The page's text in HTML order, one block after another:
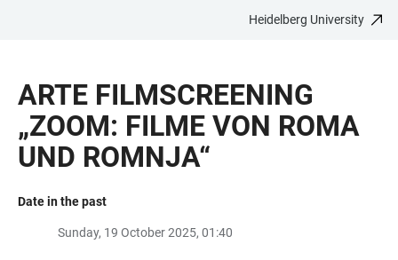
CONTENT
Heidelberg University
ARTE FILMSCREENING
„ZOOM: FILME VON ROMA
UND ROMNJA“
Date in the past
Sunday, 19 October 2025, 01:40